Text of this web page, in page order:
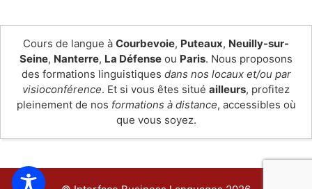
Cours de langue à Courbevoie, Puteaux, Neuilly-sur-
Seine, Nanterre, La Défense ou Paris. Nous proposons
des formations linguistiques dans nos locaux et/ou par
visioconférence. Et si vous êtes situé ailleurs, profitez
pleinement de nos formations à distance, accessibles où
que vous soyez.